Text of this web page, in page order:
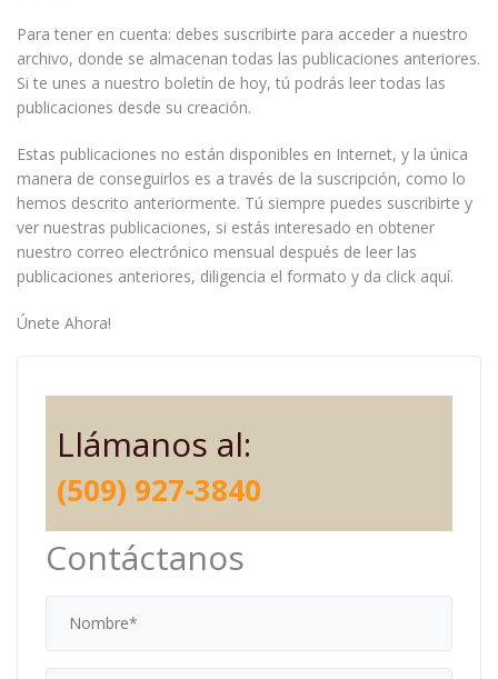
Para tener en cuenta: debes suscribirte para acceder a nuestro
archivo, donde se almacenan todas las publicaciones anteriores.
Si te unes a nuestro boletín de hoy, tú podrás leer todas las
publicaciones desde su creación.
Estas publicaciones no están disponibles en Internet, y la única
manera de conseguirlos es a través de la suscripción, como lo
hemos descrito anteriormente. Tú siempre puedes suscribirte y
ver nuestras publicaciones, si estás interesado en obtener
nuestro correo electrónico mensual después de leer las
publicaciones anteriores, diligencia el formato y da click aquí.
Únete Ahora!
Llámanos al:
(509) 927-3840
Contáctanos